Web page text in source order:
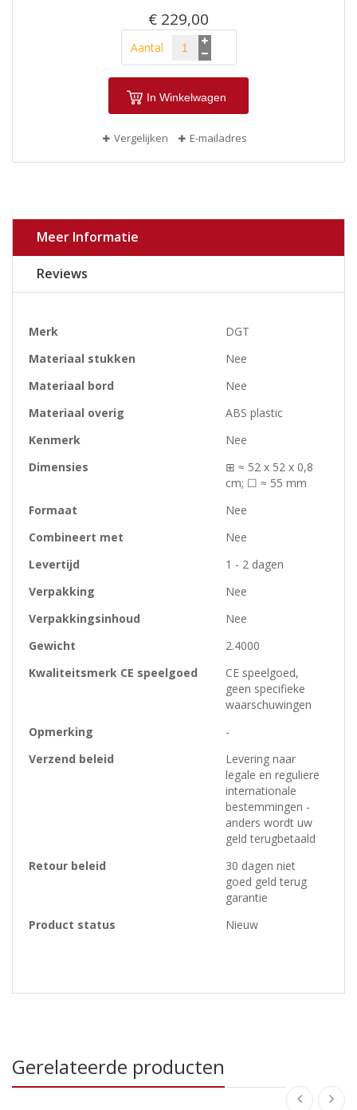
€ 229,00
Aantal
In Winkelwagen
Vergelijken E-mailadres
Meer Informatie
Reviews
Meer
Merk
DGT
Materiaal stukken
Nee
Materiaal bord
Nee
Materiaal overig
ABS plastic
Kenmerk
Nee
Dimensies
⊞ ≈ 52 x 52 x 0,8
cm; ☐ ≈ 55 mm
Formaat
Nee
Combineert met
Nee
Levertijd
1 - 2 dagen
Verpakking
Nee
Verpakkingsinhoud
Nee
Gewicht
2.4000
Kwaliteitsmerk CE speelgoed
CE speelgoed,
geen specifieke
waarschuwingen
Opmerking
-
Verzend beleid
Levering naar
legale en reguliere
internationale
bestemmingen -
anders wordt uw
geld terugbetaald
Retour beleid
30 dagen niet
goed geld terug
garantie
Product status
Nieuw
Gerelateerde producten